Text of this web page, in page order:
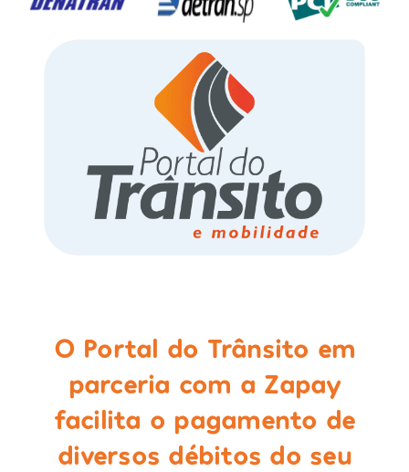
O Portal do Trânsito em
parceria com a Zapay
facilita o pagamento de
diversos débitos do seu